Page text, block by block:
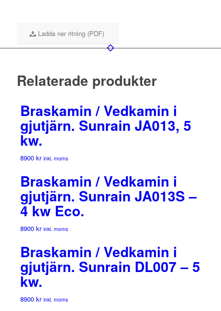
Ladda ner ritning (PDF)
Relaterade produkter
Braskamin / Vedkamin i
gjutjärn. Sunrain JA013, 5
kw.
8900 kr inkl. moms
Braskamin / Vedkamin i
gjutjärn. Sunrain JA013S –
4 kw Eco.
8900 kr inkl. moms
Braskamin / Vedkamin i
gjutjärn. Sunrain DL007 – 5
kw.
8900 kr inkl. moms